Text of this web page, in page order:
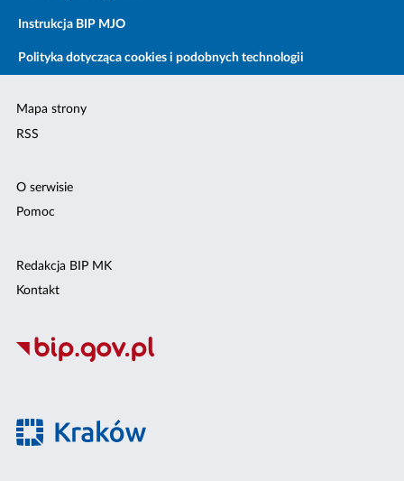
Instrukcja BIP MJO
Polityka dotycząca cookies i podobnych technologii
Mapa strony
RSS
O serwisie
Pomoc
Redakcja BIP MK
Kontakt